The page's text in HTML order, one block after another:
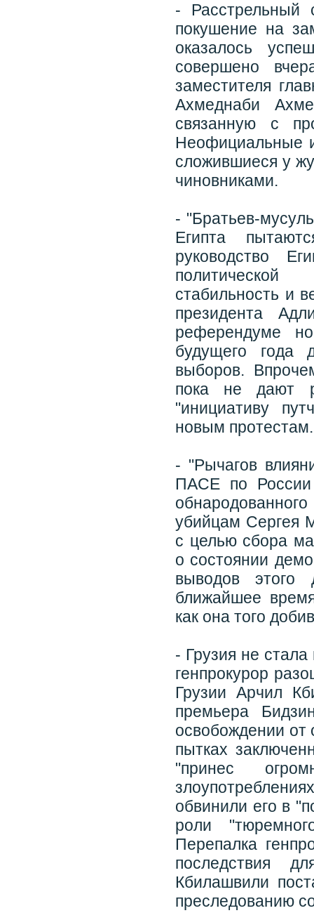
- Расстрельный
покушение на
оказалось
совершено
заместителя
Ахмеднаби
связанную с
Неофициальные
сложившиеся у
чиновниками.
- "Братьев-
Египта
руководство
стабильность и
президента
референдуме
будущего года
выборов.
пока не дают
"инициативу
новым протестам.
- "Рычагов
ПАСЕ по России
убийцам Сергея
с целью сбора
о состоянии
выводов этого
ближайшее
как она того
- Грузия не
генпрокурор
Грузии Арчил
премьера
освобождении от
пытках
"принес
обвинили его в
роли
Перепалка
последствия
Кбилашвили
преследованию